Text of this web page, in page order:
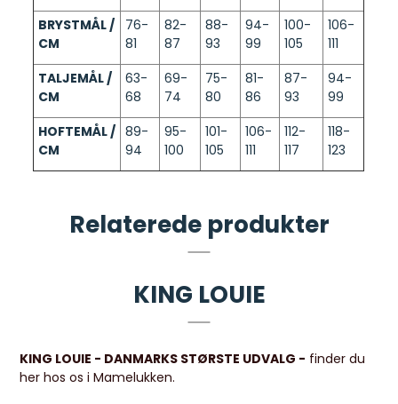
BRYSTMÅL /
CM
76-
81
82-
87
88-
93
94-
99
100-
105
106-
111
TALJEMÅL /
CM
63-
68
69-
74
75-
80
81-
86
87-
93
94-
99
HOFTEMÅL /
CM
89-
94
95-
100
101-
105
106-
111
112-
117
118-
123
Relaterede produkter
KING LOUIE
KING LOUIE - DANMARKS STØRSTE UDVALG - finder du
her hos os i Mamelukken.